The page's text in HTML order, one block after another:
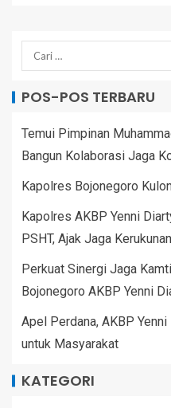
POS-POS TERBARU
Temui Pimpinan
Bangun Kolaborasi Jaga
Kapolres Bojonegoro
Kapolres AKBP Yenni
PSHT, Ajak Jaga
Perkuat Sinergi Jaga
Bojonegoro AKBP Yenni
Apel Perdana, AKBP
untuk Masyarakat
KATEGORI